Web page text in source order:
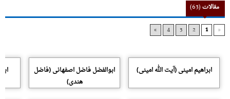
مقالات(63)
«
1
2
3
4
»
ابراهیم امینی (آیت الله امینی)
ابوالفضل فاضل اصفهانی (فاضل
هندی)